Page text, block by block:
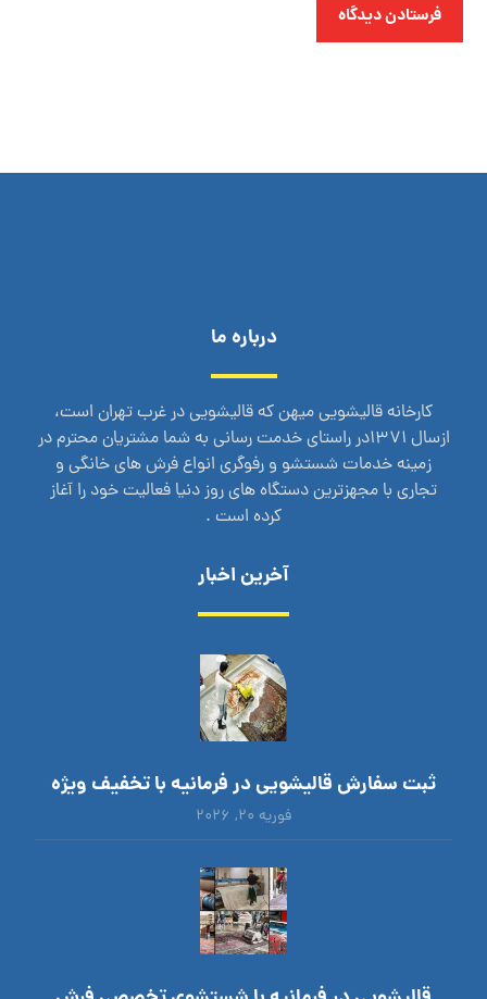
فرستادن دیدگاه
درباره ما
کارخانه قالیشویی میهن که قالیشویی در غرب تهران است،
ازسال 1371در راستای خدمت رسانی به شما مشتریان محترم در
زمینه خدمات شستشو و رفوگری انواع فرش های خانگی و
تجاری با مجهزترین دستگاه های روز دنیا فعالیت خود را آغاز
کرده است .
آخرین اخبار
ثبت سفارش قالیشویی در فرمانیه با تخفیف ویژه
فوریه ۲۰, ۲۰۲۶